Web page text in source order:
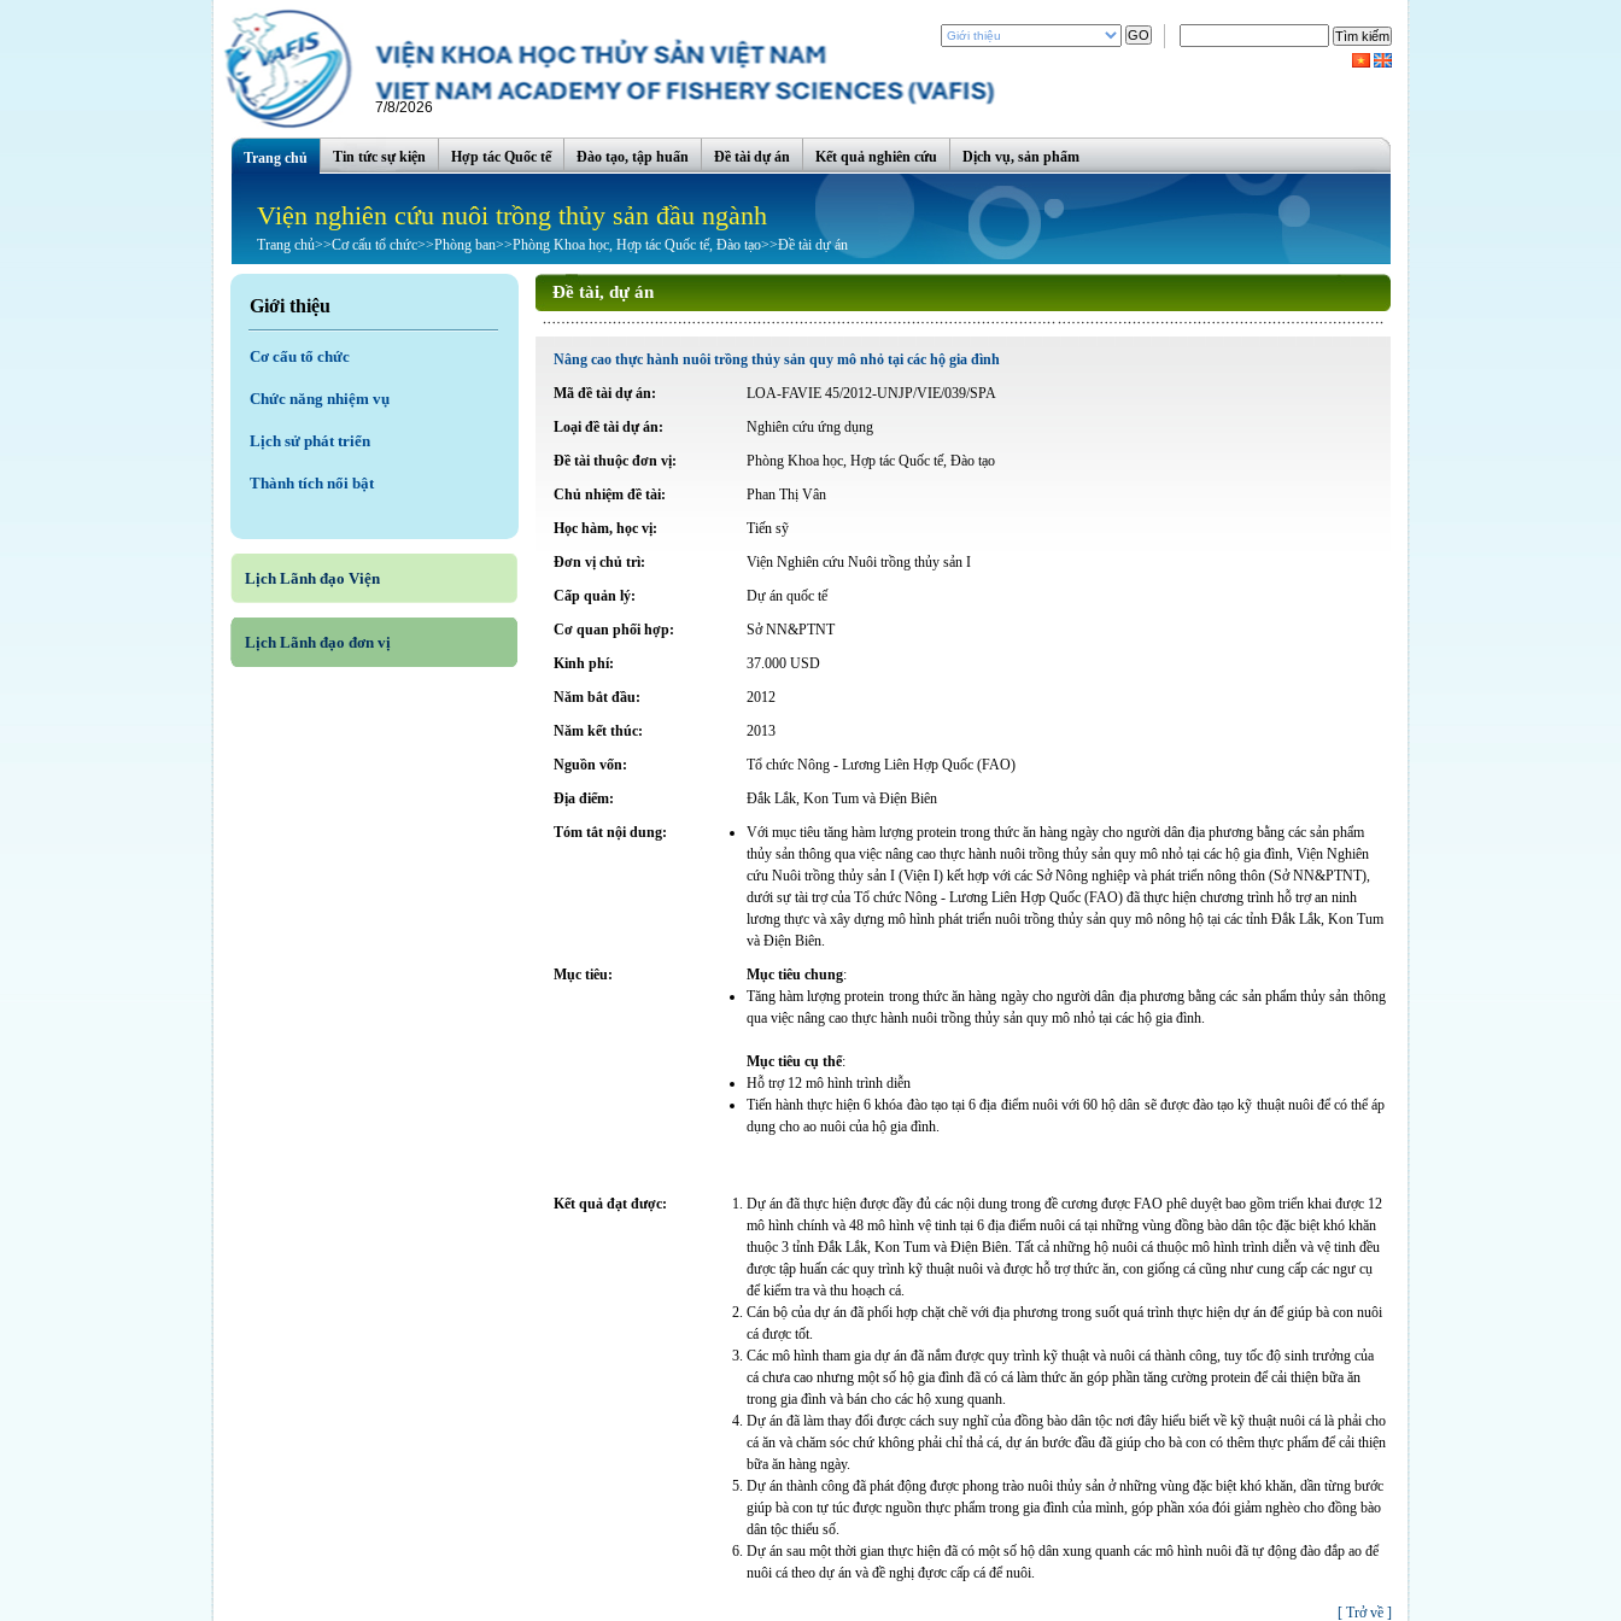
7/8/2026
Trang chủ Tin tức sự kiện Hợp tác Quốc tế Đào tạo, tập huấn Đề tài dự án Kết quả nghiên cứu Dịch vụ, sản phẩm
Viện nghiên cứu nuôi trồng thủy sản đầu ngành
Trang chủ>>Cơ cấu tổ chức>>Phòng ban>>Phòng Khoa học, Hợp tác Quốc tế, Đào tạo>>Đề tài dự án
Giới thiệu
Cơ cấu tổ chức
Chức năng nhiệm vụ
Lịch sử phát triển
Thành tích nổi bật
Lịch Lãnh đạo Viện
Lịch Lãnh đạo đơn vị
Đề tài, dự án
Nâng caothực hànhnuôi trồng thủy sảnquy mô nhỏ tại các hộ gia đình
Mã đề tài dự án:
LOA-FAVIE 45/2012-UNJP/VIE/039/SPA
Loại đề tài dự án:
Nghiên cứu ứng dụng
Đề tài thuộc đơn vị:
Phòng Khoa học, Hợp tác Quốc tế, Đào tạo
Chủ nhiệm đề tài:
Phan Thị Vân
Học hàm, học vị:
Tiến sỹ
Đơn vị chủ trì:
Viện Nghiên cứu Nuôi trồng thủy sản I
Cấp quản lý:
Dự án quốc tế
Cơ quan phối hợp:
Sở NN&PTNT
Kinh phí:
37.000 USD
Năm bắt đầu:
2012
Năm kết thúc:
2013
Nguồn vốn:
Tổ chức Nông - Lương Liên Hợp Quốc (FAO)
Địa điểm:
Đắk Lắk, Kon Tum và Điện Biên
Tóm tắt nội dung:
Với mục tiêu tăng hàm lượng protein trong thức ăn hàng ngày cho người dân địa phương bằng các sản phẩm
thủy sản thông qua việc nâng cao thực hành nuôi trồng thủy sản quy mô nhỏ tại các hộ gia đình, Viện Nghiên
cứu Nuôi trồng thủy sản I (Viện I) kết hợp với các Sở Nông nghiệp và phát triển nông thôn (Sở NN&PTNT),
dưới sự tài trợ của Tổ chức Nông - Lương Liên Hợp Quốc (FAO) đã thực hiện chương trình hỗ trợ an ninh
lương thực và xây dựng mô hình phát triển nuôi trồng thủy sản quy mô nông hộ tại các tỉnh Đắk Lắk, Kon Tum
và Điện Biên.
Mục tiêu:
Mục tiêu chung:
Tăng hàm lượng protein trong thức ăn hàng ngày cho người dân địa phương bằng các sản phẩm thủy sản thông
qua việc nâng cao thực hành nuôi trồng thủy sản quy mô nhỏ tại các hộ gia đình.
Mục tiêu cụ thể:
Hỗ trợ 12 mô hình trình diễn
Tiến hành thực hiện 6 khóa đào tạo tại 6 địa điểm nuôi với 60 hộ dân sẽ được đào tạo kỹ thuật nuôi để có thể áp
dụng cho ao nuôi của hộ gia đình.
Kết quả đạt được:
Dự án đã thực hiện được đầy đủ các nội dung trong đề cương được FAO phê duyệt bao gồm triển khai được 12
mô hình chính và 48 mô hình vệ tinh tại 6 địa điểm nuôi cá tại những vùng đồng bào dân tộc đặc biệt khó khăn
thuộc 3 tỉnh Đắk Lắk, Kon Tum và Điện Biên. Tất cả những hộ nuôi cá thuộc mô hình trình diễn và vệ tinh đều
được tập huấn các quy trình kỹ thuật nuôi và được hỗ trợ thức ăn, con giống cá cũng như cung cấp các ngư cụ
để kiểm tra và thu hoạch cá.
Cán bộ của dự án đã phối hợp chặt chẽ với địa phương trong suốt quá trình thực hiện dự án để giúp bà con nuôi
cá được tốt.
Các mô hình tham gia dự án đã nắm được quy trình kỹ thuật và nuôi cá thành công, tuy tốc độ sinh trưởng của
cá chưa cao nhưng một số hộ gia đình đã có cá làm thức ăn góp phần tăng cường protein để cải thiện bữa ăn
trong gia đình và bán cho các hộ xung quanh.
Dự án đã làm thay đổi được cách suy nghĩ của đồng bào dân tộc nơi đây hiểu biết về kỹ thuật nuôi cá là phải cho
cá ăn và chăm sóc chứ không phải chỉ thả cá, dự án bước đầu đã giúp cho bà con có thêm thực phẩm để cải thiện
bữa ăn hàng ngày.
Dự án thành công đã phát động được phong trào nuôi thủy sản ở những vùng đặc biệt khó khăn, dần từng bước
giúp bà con tự túc được nguồn thực phẩm trong gia đình của mình, góp phần xóa đói giảm nghèo cho đồng bào
dân tộc thiểu số.
Dự án sau một thời gian thực hiện đã có một số hộ dân xung quanh các mô hình nuôi đã tự động đào đắp ao để
nuôi cá theo dự án và đề nghị đựơc cấp cá để nuôi.
[ Trở về ]